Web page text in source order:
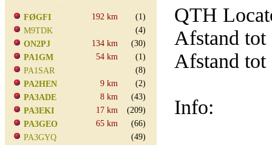
FØGFI 192 km
(1)
M9TDK
(4)
ON2PJ
134 km
(30)
PA1GM
54 km
(1)
PA1SAR
(8)
PA2HEN
9 km
(2)
PA3ADE
8 km
(43)
PA3EKI
17 km
(209)
PA3GEO
65 km
(66)
PA3GYQ
(49)
QTH
Afstand tot
Afstand tot
Info: